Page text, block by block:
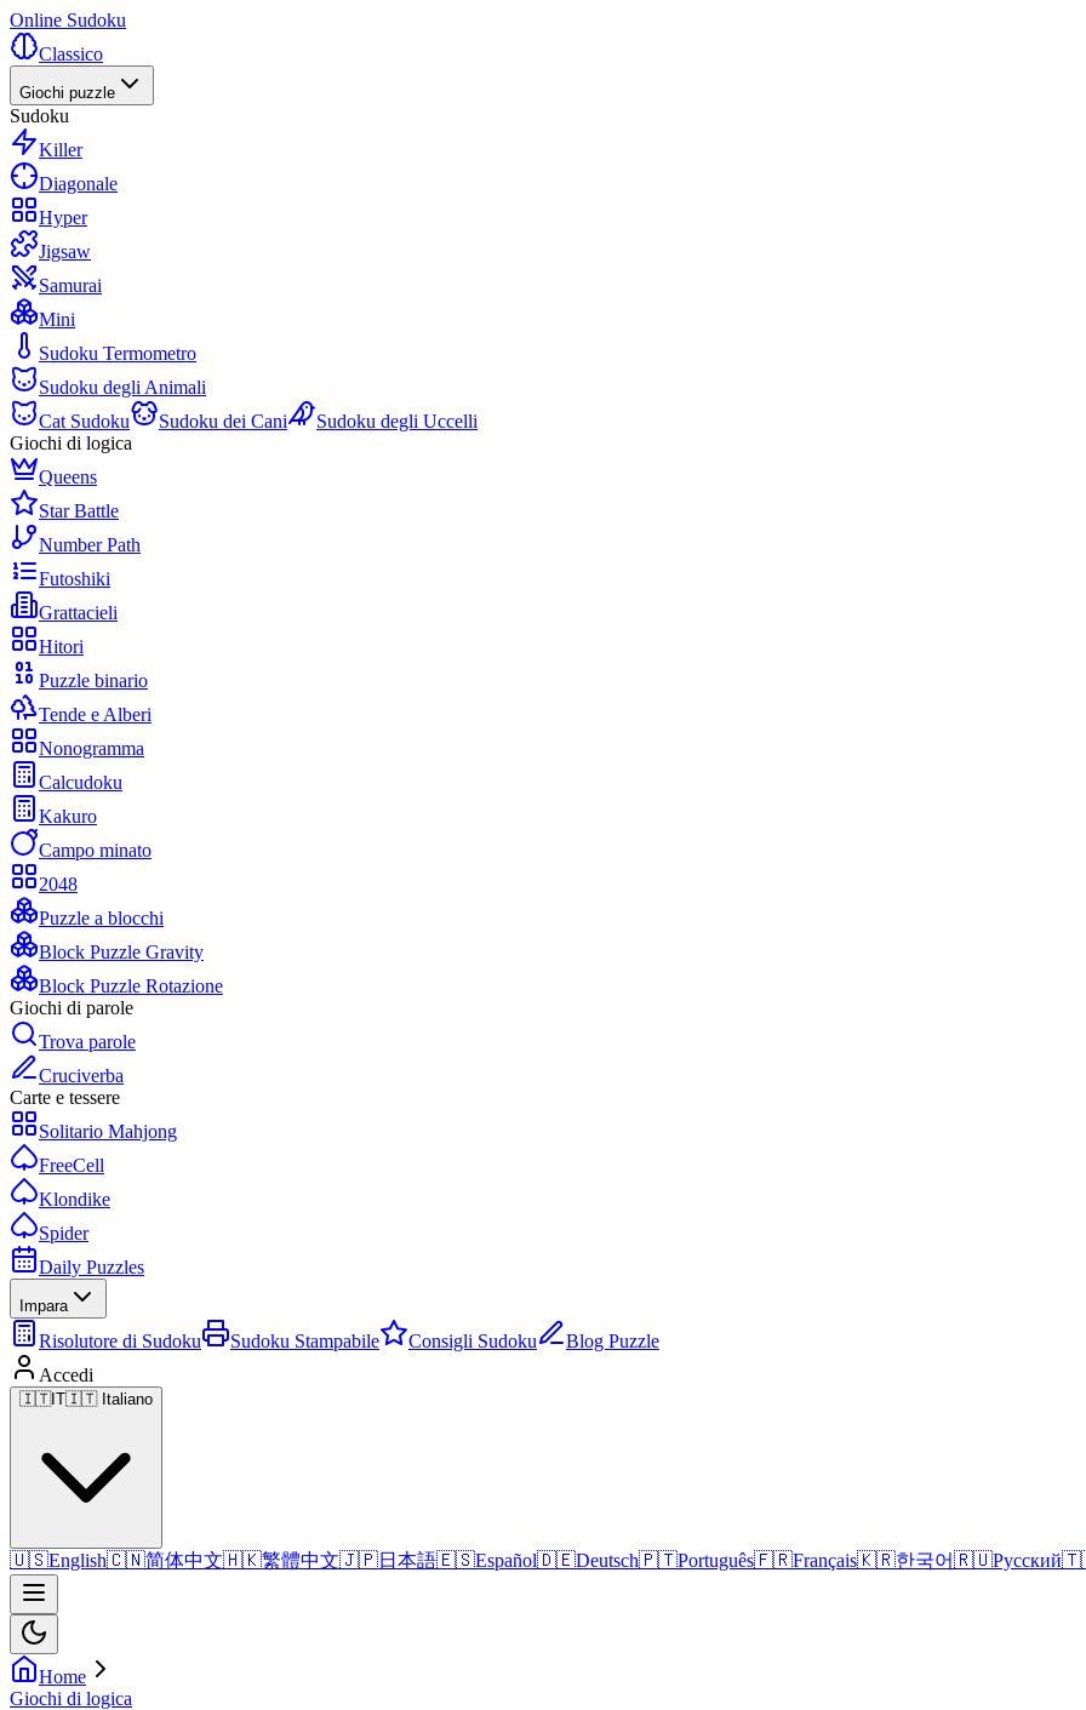
Online Sudoku
Classico
Giochi puzzle
Sudoku
Killer
Diagonale
Hyper
Jigsaw
Samurai
Mini
Sudoku Termometro
Sudoku degli Animali
Cat Sudoku
Sudoku dei Cani
Sudoku degli Uccelli
Giochi di logica
Queens
Star Battle
Number Path
Futoshiki
Grattacieli
Hitori
Puzzle binario
Tende e Alberi
Nonogramma
Calcudoku
Kakuro
Campo minato
2048
Puzzle a blocchi
Block Puzzle Gravity
Block Puzzle Rotazione
Giochi di parole
Trova parole
Cruciverba
Carte e tessere
Solitario Mahjong
FreeCell
Klondike
Spider
Daily Puzzles
Impara
Risolutore di Sudoku Sudoku Stampabile Consigli Sudoku
Blog Puzzle
Accedi
🇮🇹IT🇮🇹 Italiano
🇺🇸English🇨🇳简体中文🇭🇰繁體中文🇯🇵日本語🇪🇸Español🇩🇪Deutsch🇵🇹Português🇫🇷Français🇰🇷한국어🇷🇺Русский
Home
Giochi di logica